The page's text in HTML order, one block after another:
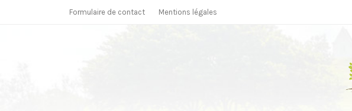
Formulaire de contact Mentions légales